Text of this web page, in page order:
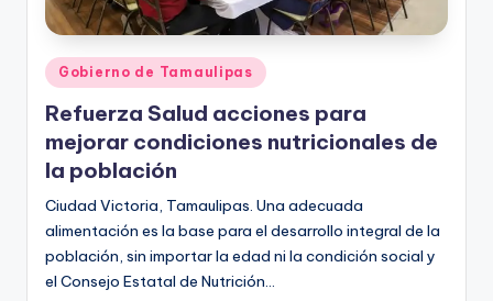
Publicado
en
Gobierno de Tamaulipas
Refuerza Salud acciones para
mejorar condiciones nutricionales de
la población
Ciudad Victoria, Tamaulipas. Una adecuada
alimentación es la base para el desarrollo integral de la
población, sin importar la edad ni la condición social y
el Consejo Estatal de Nutrición…